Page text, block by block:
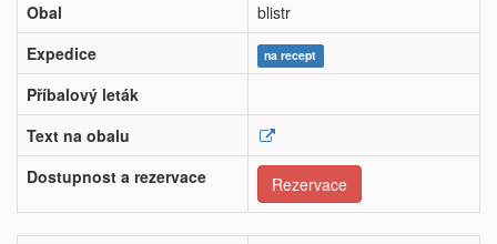
Obal
blistr
Expedice
na recept
Příbalový leták
Text na obalu
Dostupnost a rezervace
Rezervace